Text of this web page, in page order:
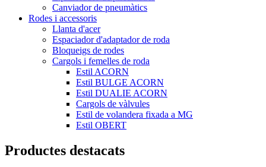
Canviador de pneumàtics
Rodes i accessoris
Llanta d'acer
Espaciador d'adaptador de roda
Bloqueigs de rodes
Cargols i femelles de roda
Estil ACORN
Estil BULGE ACORN
Estil DUALIE ACORN
Cargols de vàlvules
Estil de volandera fixada a MG
Estil OBERT
Productes destacats